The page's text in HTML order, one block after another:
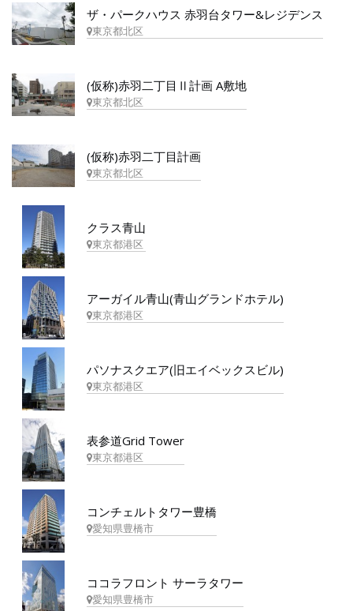
ザ・パークハウス 赤羽台タワー&レジデンス
東京都北区
(仮称)赤羽二丁目Ⅱ計画 A敷地
東京都北区
(仮称)赤羽二丁目計画
東京都北区
クラス青山
東京都港区
アーガイル青山(青山グランドホテル)
東京都港区
パソナスクエア(旧エイベックスビル)
東京都港区
表参道Grid Tower
東京都港区
コンチェルトタワー豊橋
愛知県豊橋市
ココラフロント サーラタワー
愛知県豊橋市